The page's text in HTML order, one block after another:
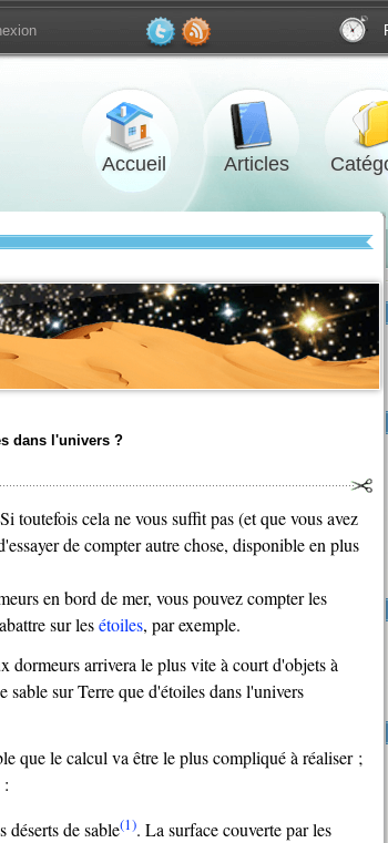
Accueil Articles
dans l'univers ?
de compter autre chose, disponible en plus
en bord de mer, vous pouvez compter les
sur lesétoiles, par exemple.
sur Terre que d'étoiles dans l'univers
:
déserts de sable(1). La surface couverte par les